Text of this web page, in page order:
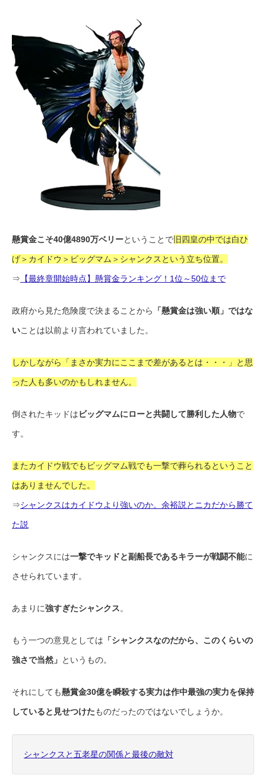
懸賞金こそ40億4890万ベリーということで 旧四皇の中では白ひ
げ＞カイドウ＞ビッグマム＞シャンクスという立ち位置。
⇒ 【最終章開始時点】懸賞金ランキング！1位～50位まで
政府から見た危険度で決まることから 「懸賞金は強い順」ではな
いことは以前より言われていました。
しかしながら「まさか実力にここまで差があるとは・・・」と思
った人も多いのかもしれません。
倒されたキッドはビッグマムにローと共闘して勝利した人物で
す。
またカイドウ戦でもビッグマム戦でも一撃で葬られるということ
はありませんでした。
⇒シャンクスはカイドウより強いのか。余裕説とニカだから勝て
た説
シャンクスには一撃でキッドと副船長であるキラーが戦闘不能に
させられています。
あまりに強すぎたシャンクス。
もう一つの意見としては 「シャンクスなのだから、このくらいの
強さで当然」 というもの。
それにしても懸賞金30億を瞬殺する実力は作中最強の実力を保持
していると見せつけたものだったのではないでしょうか。
シャンクスと五老星の関係と最後の敵対